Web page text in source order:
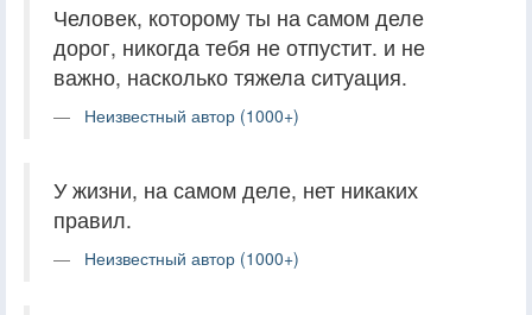
Человек, которому ты на самом деле
дорог, никогда тебя не отпустит. и не
важно, насколько тяжела ситуация.
Неизвестный автор (1000+)
У жизни, на самом деле, нет никаких
правил.
Неизвестный автор (1000+)